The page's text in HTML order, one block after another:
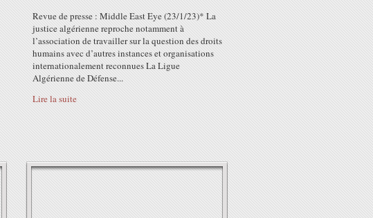
Revue de presse : Middle East Eye (23/1/23)* La
justice algérienne reproche notamment à
l’association de travailler sur la question des droits
humains avec d’autres instances et organisations
internationalement reconnues La Ligue
Algérienne de Défense...
Lire la suite